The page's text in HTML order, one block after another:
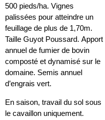
500 pieds/ha. Vignes
palissées pour atteindre un
feuillage de plus de 1,70m.
Taille Guyot Poussard. Apport
annuel de fumier de bovin
composté et dynamisé sur le
domaine. Semis annuel
d’engrais vert.
En saison, travail du sol sous
le cavaillon uniquement.